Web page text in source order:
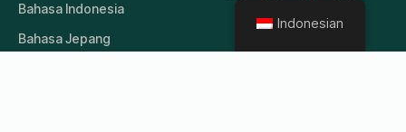
Bahasa Indonesia
Bahasa Jepang
Indonesian